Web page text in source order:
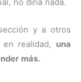
y a otros
realidad, una
más.